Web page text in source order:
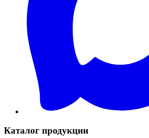
Каталог продукции